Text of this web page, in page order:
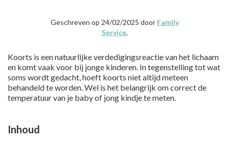
Geschreven op 24/02/2025 door Family
Service,
Koorts is een natuurlijke verdedigingsreactie van het lichaam
en komt vaak voor bij jonge kinderen. In tegenstelling tot wat
soms wordt gedacht, hoeft koorts niet altijd meteen
behandeld te worden. Wel is het belangrijk om correct de
temperatuur van je baby of jong kindje te meten.
Inhoud